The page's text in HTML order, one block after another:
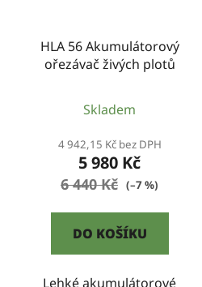
HLA 56 Akumulátorový
ořezávač živých plotů
Skladem
4 942,15 Kč bez DPH
5 980 Kč
6 440 Kč (–7 %)
DO KOŠÍKU
Lehké akumulátorové